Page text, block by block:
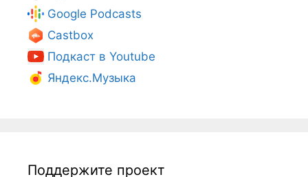
Google Podcasts
Castbox
Подкаст в Youtube
Яндекс.Музыка
Поддержите проект